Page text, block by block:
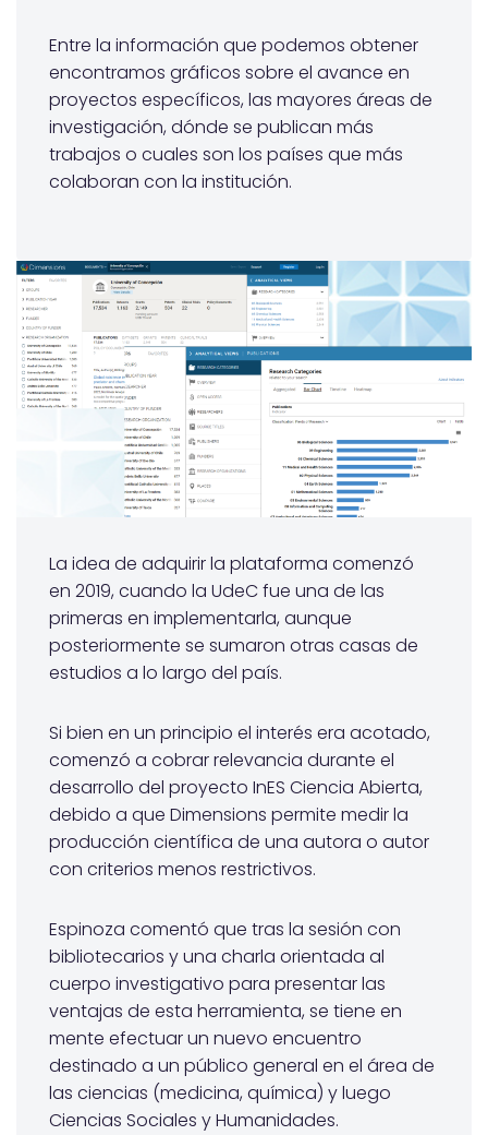
Entre la información que podemos obtener
encontramos gráficos sobre el avance en
proyectos específicos, las mayores áreas de
investigación, dónde se publican más
trabajos o cuales son los países que más
colaboran con la institución.
La idea de adquirir la plataforma comenzó
en 2019, cuando la UdeC fue una de las
primeras en implementarla, aunque
posteriormente se sumaron otras casas de
estudios a lo largo del país.
Si bien en un principio el interés era acotado,
comenzó a cobrar relevancia durante el
desarrollo del proyecto InES Ciencia Abierta,
debido a que Dimensions permite medir la
producción científica de una autora o autor
con criterios menos restrictivos.
Espinoza comentó que tras la sesión con
bibliotecarios y una charla orientada al
cuerpo investigativo para presentar las
ventajas de esta herramienta, se tiene en
mente efectuar un nuevo encuentro
destinado a un público general en el área de
las ciencias (medicina, química) y luego
Ciencias Sociales y Humanidades.